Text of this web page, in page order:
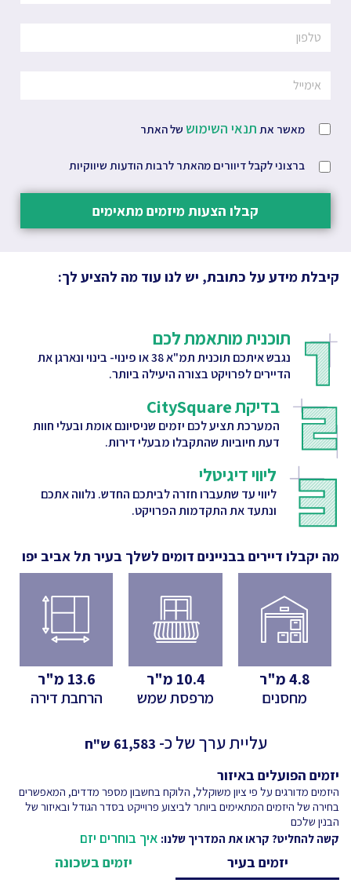
מאשר את תנאי השימוש של האתר
ברצוני לקבל דיוורים מהאתר לרבות הודעות שיווקיות
קבלו הצעות מיזמים מתאימים
קיבלת מידע על כתובת, יש לנו עוד מה להציע לך:
תוכנית מותאמת לכם
נגבש איתכם תוכנית תמ"א 38 או פינוי- בינוי ונארגן את
הדיירים לפרויקט בצורה היעילה ביותר.
בדיקת CitySquare
המערכת תציע לכם יזמים שניסיונם אומת ובעלי חוות
דעת חיוביות שהתקבלו מבעלי דירות.
ליווי דיגיטלי
ליווי עד שתעברו חזרה לביתכם החדש. נלווה אתכם
ונתעד את התקדמות הפרויקט.
מה יקבלו דיירים בבניינים דומים לשלך בעיר תל אביב יפו
4.8מ"ר
מחסנים
10.4 מ"ר
מרפסת שמש
13.6 מ"ר
הרחבת דירה
עליית ערך של כ-
ש"ח
יזמים הפועלים באיזור
היזמים מדורגים על פי ציון משוקלל, הלוקח בחשבון מספר מדדים, המאפשרים
בחירה של היזמים המתאימים ביותר לביצוע פרוייקט בסדר הגודל ובאיזור של
הבנין שלכם
קשה להחליט? קראו את המדריך שלנו: איך בוחרים יזם
יזמים בעיר
יזמים בשכונה